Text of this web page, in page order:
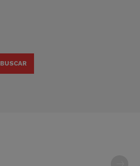
BUSCAR